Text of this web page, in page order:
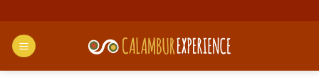
contenido